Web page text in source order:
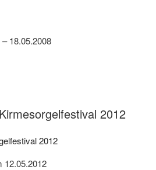
18.05.2008
2012
12.05.2012